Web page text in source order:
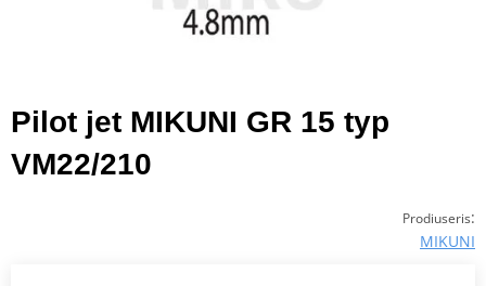
Pilot jet MIKUNI GR 15 typ
VM22/210
Prodiuseris:
MIKUNI